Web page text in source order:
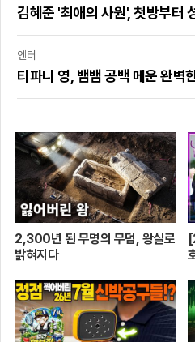
김혜준 '최애의 사원', 첫방부터
엔터
티파니 영, 뱀뱀 공백 메운 완벽
2,300년 된 무명의 무덤, 왕실로
밝혀지다